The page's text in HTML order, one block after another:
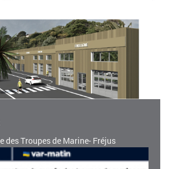
des Troupes de Marine- Fréjus